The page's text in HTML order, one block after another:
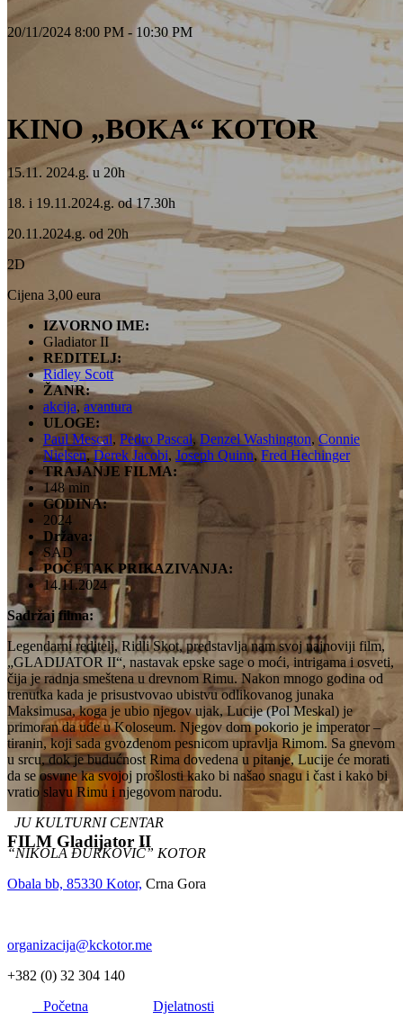
FILM Gladijator II
20/11/2024 8:00 PM - 10:30 PM
KINO „BOKA“ KOTOR
15.11. 2024.g. u 20h
18. i 19.11.2024.g. od 17.30h
20.11.2024.g. od 20h
2D
Cijena 3,00 eura
IZVORNO IME:
Gladiator II
REDITELJ:
Ridley Scott
ŽANR:
akcija, avantura
ULOGE:
Paul Mescal, Pedro Pascal, Denzel Washington,Connie
Nielsen,Derek Jacobi, Joseph Quinn, Fred Hechinger
TRAJANJE FILMA:
148 min
GODINA:
2024
Država:
SAD
POČETAK PRIKAZIVANJA:
14.11.2024
Sadržaj filma:
Legendarni reditelj, Ridli Skot, predstavlja nam svoj najnoviji film,
„GLADIJATOR II“, nastavak epske sage o moći, intrigama i osveti,
čija je radnja smeštena u drevnom Rimu. Nakon mnogo godina od
trenutka kada je prisustvovao ubistvu odlikovanog junaka
Maksimusa, koga je ubio njegov ujak, Lucije (Pol Meskal) je
primoran da uđe u Koloseum. Njegov dom pokorio je imperator –
tiranin, koji sada gvozdenom pesnicom upravlja Rimom. Sa gnevom
u srcu, dok je budućnost Rima dovedena u pitanje, Lucije će morati
da se osvrne ka svojoj prošlosti kako bi našao snagu i čast i kako bi
vratio slavu Rimu i njegovom narodu.
JU KULTURNI CENTAR
“NIKOLA ĐURKOVIĆ” KOTOR
Obala bb, 85330 Kotor, Crna Gora
organizacija@kckotor.me
+382 (0) 32 304 140
Početna
Djelatnosti